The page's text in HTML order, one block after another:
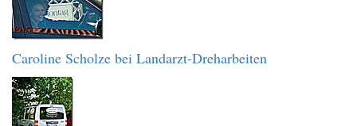
Caroline Scholze bei Landarzt-Dreharbeiten